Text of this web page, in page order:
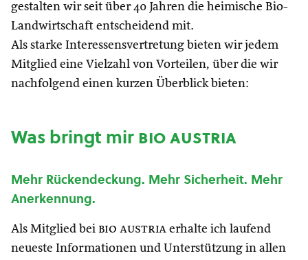
gestalten wir seit über 40 Jahren die heimische Bio-
Landwirtschaft entscheidend mit.
Als starke Interessensvertretung bieten wir jedem
Mitglied eine Vielzahl von Vorteilen, über die wir
nachfolgend einen kurzen Überblick bieten:
Was bringt mirbio austria
Mehr Rückendeckung. Mehr Sicherheit. Mehr
Anerkennung.
Als Mitglied bei bio austria erhalte ich laufend
neueste Informationen und Unterstützung in allen